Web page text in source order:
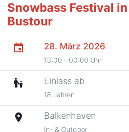
Snowbass Festival
Bustour
event 28. März 2026
13:00 - 00:00 Uhr
escalator_warning Einlass ab
18 Jahren
place Balkenhaven
In- & Outdoor